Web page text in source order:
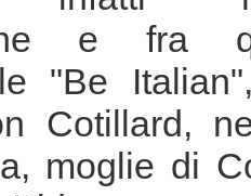
e fra
"Be
Cotillard,
moglie di